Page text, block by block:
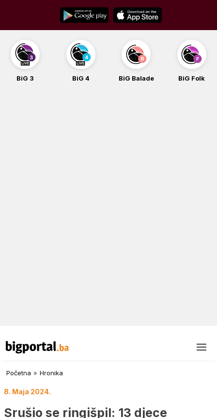
content
BiG 3 BiG 4 BiG Balade BiG Folk
Početna » Hronika
8. Maja 2024.
Srušio se ringišpil: 13 djece